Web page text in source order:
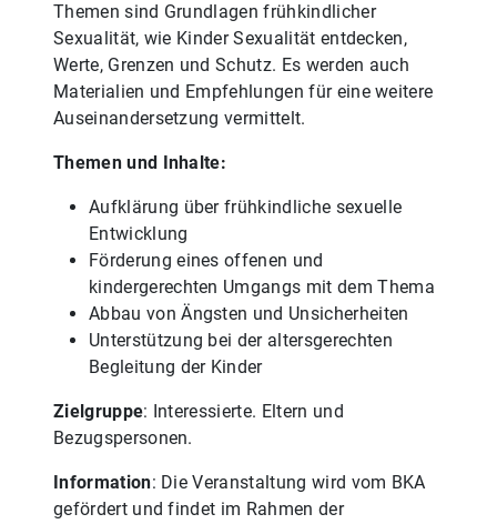
Themen sind Grundlagen frühkindlicher
Sexualität, wie Kinder Sexualität entdecken,
Werte, Grenzen und Schutz. Es werden auch
Materialien und Empfehlungen für eine weitere
Auseinandersetzung vermittelt.
Themen und Inhalte:
Aufklärung über frühkindliche sexuelle
Entwicklung
Förderung eines offenen und
kindergerechten Umgangs mit dem Thema
Abbau von Ängsten und Unsicherheiten
Unterstützung bei der altersgerechten
Begleitung der Kinder
Zielgruppe: Interessierte. Eltern und
Bezugspersonen.
Information: Die Veranstaltung wird vom BKA
gefördert und findet im Rahmen der